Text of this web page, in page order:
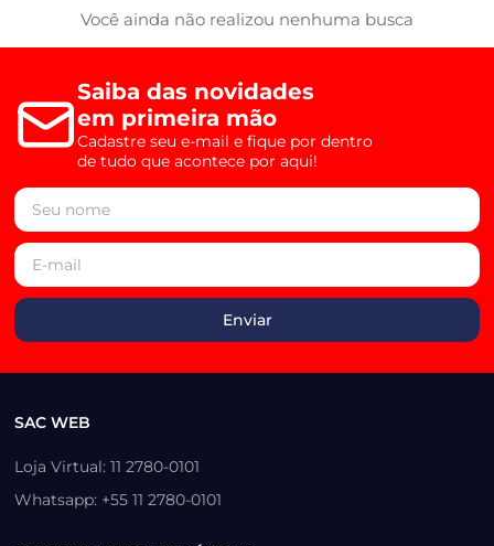
Você ainda não realizou nenhuma busca
Saiba das novidades
em primeira mão
Cadastre seu e-mail e fique por dentro
de tudo que acontece por aqui!
SAC WEB
Loja Virtual: 11 2780-0101
Whatsapp: +55 11 2780-0101